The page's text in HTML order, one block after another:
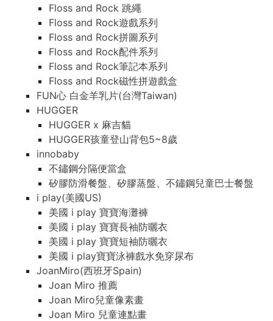
Floss and Rock 跳繩
Floss and Rock遊戲系列
Floss and Rock拼圖系列
Floss and Rock配件系列
Floss and Rock筆記本系列
Floss and Rock磁性拼遊戲盒
FUN心 白金羊乳片(台灣Taiwan)
HUGGER
HUGGER x 麻吉貓
HUGGER孩童登山背包5~8歲
innobaby
不鏽鋼分隔便當盒
矽膠防滑餐盤、矽膠蒸盤、不鏽鋼兒童巴士餐盤
i play(美國US)
美國 i play 寶寶海灘褲
美國 i play 寶寶長袖防曬衣
美國 i play 寶寶短袖防曬衣
美國 i play寶寶泳褲戲水免穿尿布
JoanMiro(西班牙Spain)
Joan Miro 推薦
Joan Miro兒童像素畫
Joan Miro 兒童連點畫